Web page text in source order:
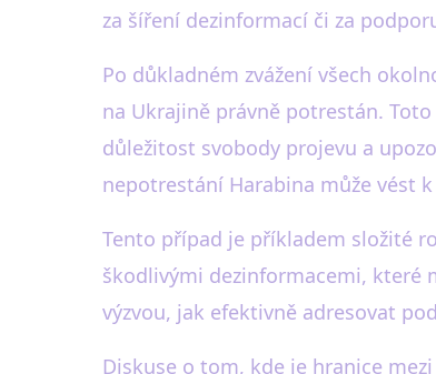
za šíření dezinformací či za
Po důkladném zvážení všech
na Ukrajině právně potrestán.
důležitost svobody projevu a
nepotrestání Harabina může vést
Tento případ je příkladem složité
škodlivými dezinformacemi, které
výzvou, jak efektivně adresovat
Diskuse o tom, kde je hranice